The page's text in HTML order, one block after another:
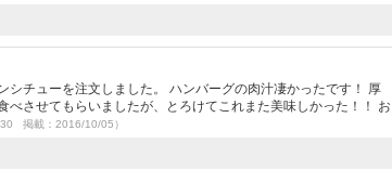
チューを注文しました。 ハンバーグの肉汁凄かったです！ 厚
させてもらいましたが、とろけてこれまた美味しかった！！ お
30 掲載：2016/10/05）